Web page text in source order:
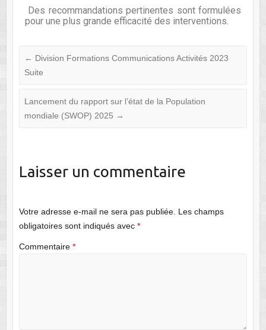
Des recommandations pertinentes sont formulées
pour une plus grande efficacité des interventions.
← Division Formations Communications Activités 2023
Suite
Lancement du rapport sur l’état de la Population
mondiale (SWOP) 2025 →
Laisser un commentaire
Votre adresse e-mail ne sera pas publiée. Les champs
obligatoires sont indiqués avec *
Commentaire *